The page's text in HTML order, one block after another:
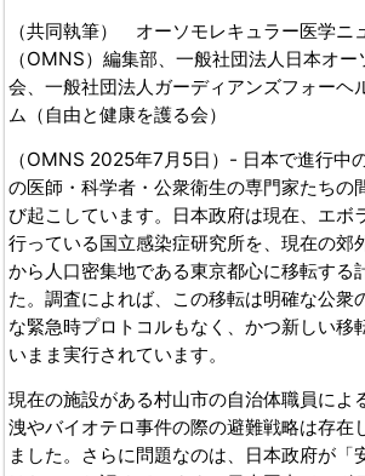
（共同執筆） オーソモレキュラー医学ニ
（OMNS）編集部、一般社団法人日本オ
会、一般社団法人ガーディアンズフォーヘ
ム（自由と健康を護る会）
（OMNS 2025年7月5日）- 日本で進行中
の医師・科学者・公衆衛生の専門家たちの
び起こしています。日本政府は現在、エボ
行っている国立感染症研究所を、現在の郊
から人口密集地である東京都心に移転する
た。調査によれば、この移転は明確な公衆
な緊急時プロトコルもなく、かつ新しい移
いまま実行されています。
現在の施設がある村山市の自治体職員によ
洩やバイオテロ事件の際の避難戦略は存在
ました。さらに問題なのは、日本政府が「